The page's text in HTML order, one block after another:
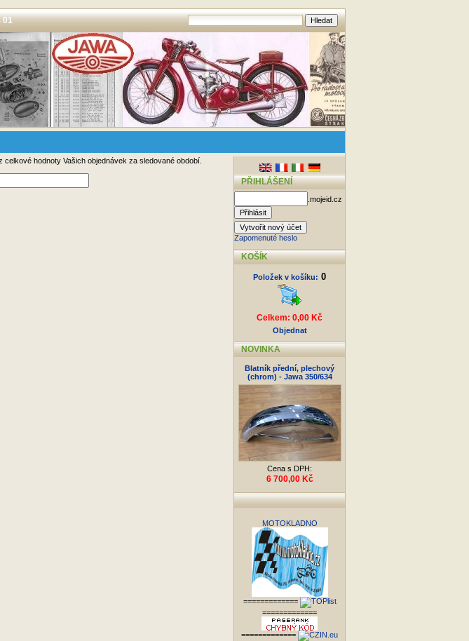
01
hodnoty Vašich objednávek za sledované období.
PŘIHLÁŠENÍ
.mojeid.cz
Zapomenuté heslo
KOŠÍK
Položek v košíku: 0
Celkem: 0,00 Kč
Objednat
NOVINKA
Blatník přední, plechový
(chrom) - Jawa 350/634
Cena s DPH:
6 700,00 Kč
MOTOKLADNO
=============
=============
=============